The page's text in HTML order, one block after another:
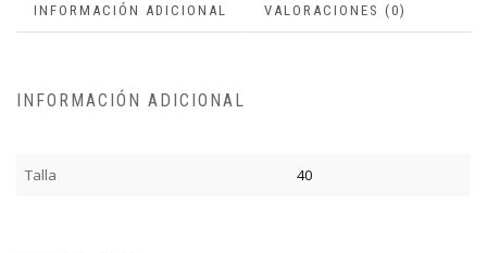
INFORMACIÓN ADICIONAL VALORACIONES (0)
INFORMACIÓN ADICIONAL
Talla 40